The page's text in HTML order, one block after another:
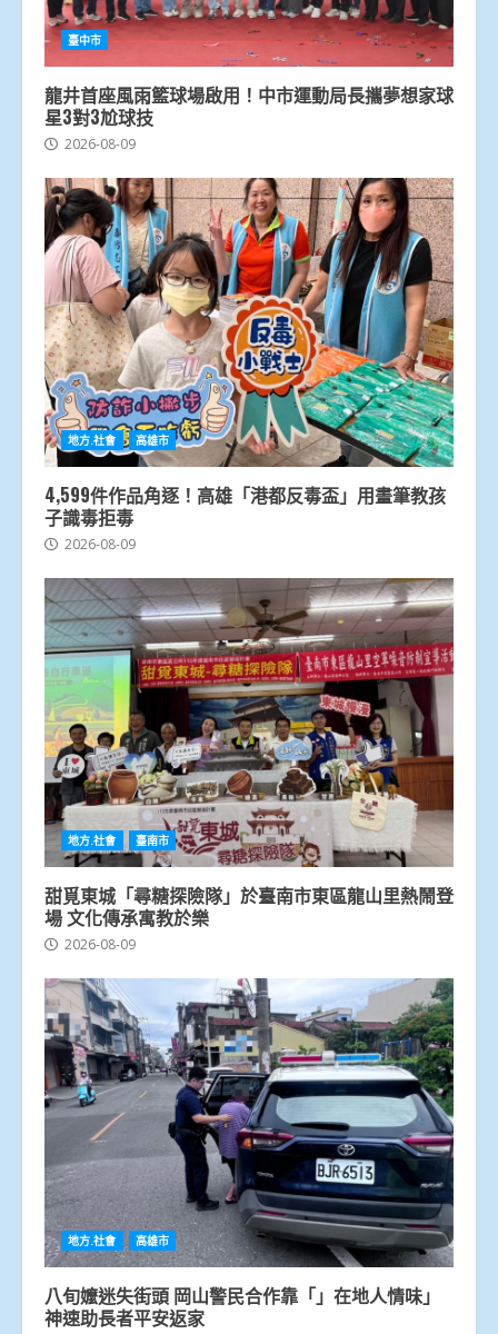
臺中市
龍井首座風雨籃球場啟用！中市運動局長攜夢想家球
星3對3尬球技
2026-08-09
地方.社會 高雄市
4,599件作品角逐！高雄「港都反毒盃」用畫筆教孩
子識毒拒毒
2026-08-09
地方.社會 臺南市
甜覓東城「尋糖探險隊」於臺南市東區龍山里熱鬧登
場 文化傳承寓教於樂
2026-08-09
地方.社會 高雄市
八旬嬤迷失街頭 岡山警民合作靠「」在地人情味」
神速助長者平安返家